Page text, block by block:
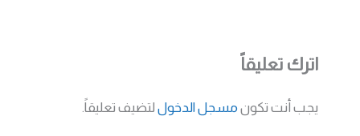
اترك تعليقاً
يجب أنت تكون مسجل الدخوللتضيف تعليقاً.